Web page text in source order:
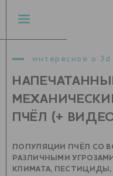
интересное о 3d
ПЧЁЛ (+
ПОПУЛЯЦИИ ПЧЁЛ СО
РАЗЛИЧНЫМИ
КЛИМАТА,